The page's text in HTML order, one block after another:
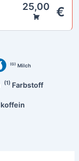
25,00 €
G Milch
1 Farbstoff
koffein